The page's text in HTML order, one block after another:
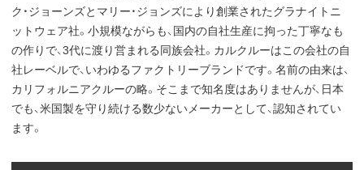
ク・ジョーンズとマリー・ジョンズにより創業されたグラナイトニ
ットウェア社。小規模ながらも、国内の自社生産に拘った丁寧なも
の作りで、3代に渡り営まれる同族会社。カルクルーはこの会社の自
社レーベルで、いわゆるファクトリーブランドです。名前の由来は、
カリフォルニアクルーの略。そこまで知名度はありませんが、日本
でも、米国製を守り続ける数少ないメーカーとして、認知されてい
ます。